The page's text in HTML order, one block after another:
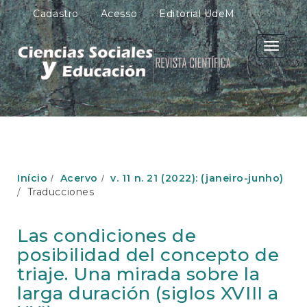
N
a
v
e
g
a
ç
ã
o
c
l
C
o
n
Cadastro Acesso Editorial UdeM
Toggle
Início Acervo
v. 11 n. 21 (2022): (janeiro-junho)
Traducciones
Las condiciones de
posibilidad del concepto de
triaje. Una mirada sobre la
larga duración (siglos XVIII a